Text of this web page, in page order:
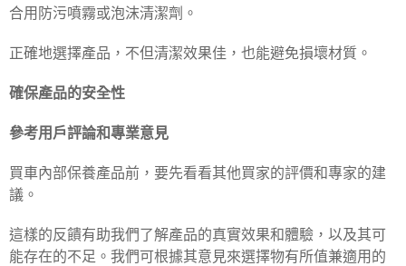
合用防污噴霧或泡沫清潔劑。
正確地選擇產品，不但清潔效果佳，也能避免損壞材質。
確保產品的安全性
參考用戶評論和專業意見
買車內部保養產品前，要先看看其他買家的評價和專家的建
議。
這樣的反饋有助我們了解產品的真實效果和體驗，以及其可
能存在的不足。我們可根據其意見來選擇物有所值兼適用的